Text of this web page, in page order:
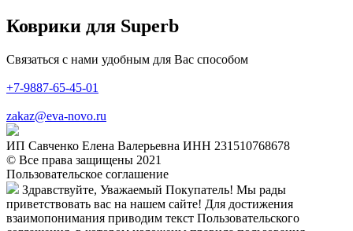
Коврики для Superb
Связаться с нами удобным для Вас способом
+7-9887-65-45-01
zakaz@eva-novo.ru
ИП Савченко Елена Валерьевна ИНН 231510768678
© Все права защищены 2021
Пользовательское соглашение
Здравствуйте, Уважаемый Покупатель! Мы рады
приветствовать вас на нашем сайте! Для достижения
взаимопонимания приводим текст Пользовательского